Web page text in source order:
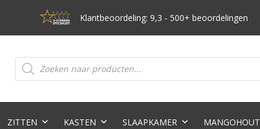
Klantbeoordeling: 9,3 - 500+ beoordelingen
Producten
zoeken
ZITTEN KASTEN SLAAPKAMER MANGOHOUT